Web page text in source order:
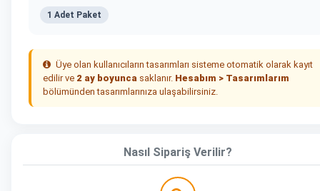
1 Adet Paket
Üye olan kullanıcıların tasarımları sisteme otomatik olarak kayıt
edilir ve 2 ay boyunca saklanır. Hesabım > Tasarımlarım
bölümünden tasarımlarınıza ulaşabilirsiniz.
Nasıl Sipariş Verilir?